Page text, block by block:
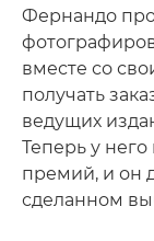
Фернандо
вместе со
получать
ведущих
Теперь у
премий, и он
сделанном